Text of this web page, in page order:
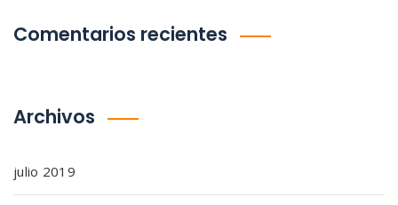
Comentarios recientes
Archivos
julio 2019